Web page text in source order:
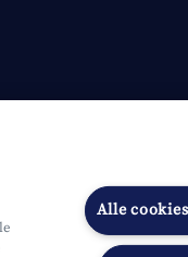
Alle